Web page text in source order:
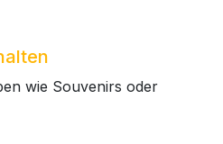
wie Souvenirs oder